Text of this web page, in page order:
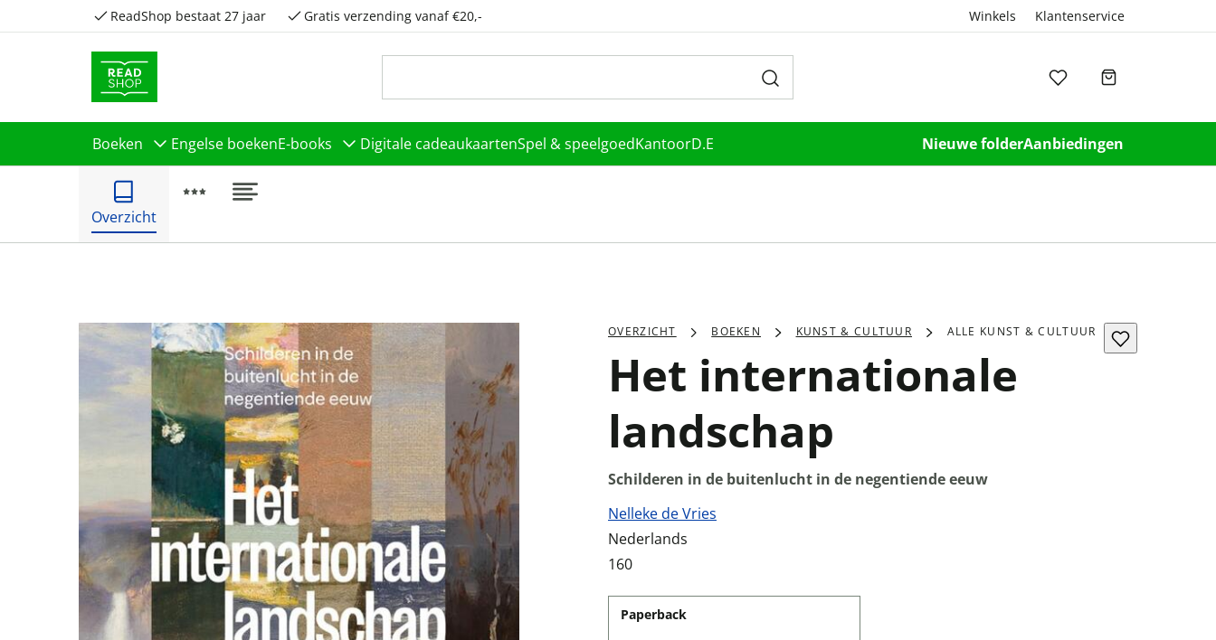
ReadShop bestaat 27 jaar Gratis verzending vanaf €20,- Winkels Klantenservice
Boeken Engelse boekenE-books Digitale cadeaukaartenSpel & speelgoedKantoorD.E Nieuwe folderAanbiedingen
Overzicht
OVERZICHT BOEKEN KUNST & CULTUUR ALLE KUNST & CULTUUR
Het internationale
landschap
Schilderen in de buitenlucht in de negentiende eeuw
Nelleke de Vries
Nederlands
160
Paperback